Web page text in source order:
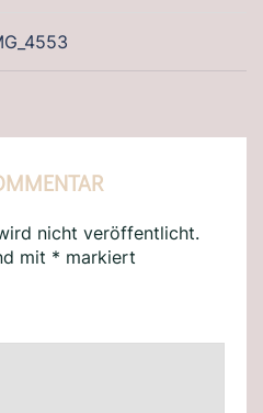
nicht veröffentlicht.
mit * markiert